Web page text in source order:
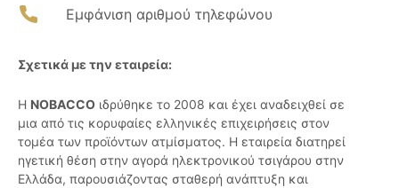
Εμφάνιση αριθμού τηλεφώνου
Σχετικά με την εταιρεία:
Η NOBACCO ιδρύθηκε το 2008 και έχει αναδειχθεί σε
μια από τις κορυφαίες ελληνικές επιχειρήσεις στον
τομέα των προϊόντων ατμίσματος. Η εταιρεία διατηρεί
ηγετική θέση στην αγορά ηλεκτρονικού τσιγάρου στην
Ελλάδα, παρουσιάζοντας σταθερή ανάπτυξη και